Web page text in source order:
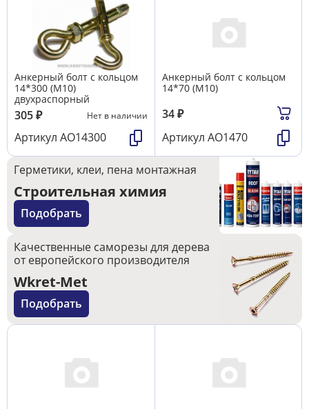
Анкерный болт с кольцом
14*300 (М10)
двухраспорный
305₽ Нет в наличии
Артикул АО14300
Анкерный болт с кольцом
14*70 (М10)
34₽
Артикул АО1470
Герметики, клеи, пена монтажная
Строительная химия
Подобрать
Качественные саморезы для дерева
от европейского производителя
Wkret-Met
Подобрать